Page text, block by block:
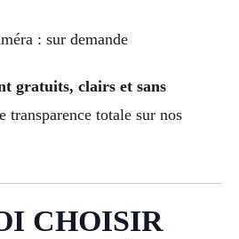
: sur demande
gratuits, clairs et sans
transparence totale sur nos
CHOISIR